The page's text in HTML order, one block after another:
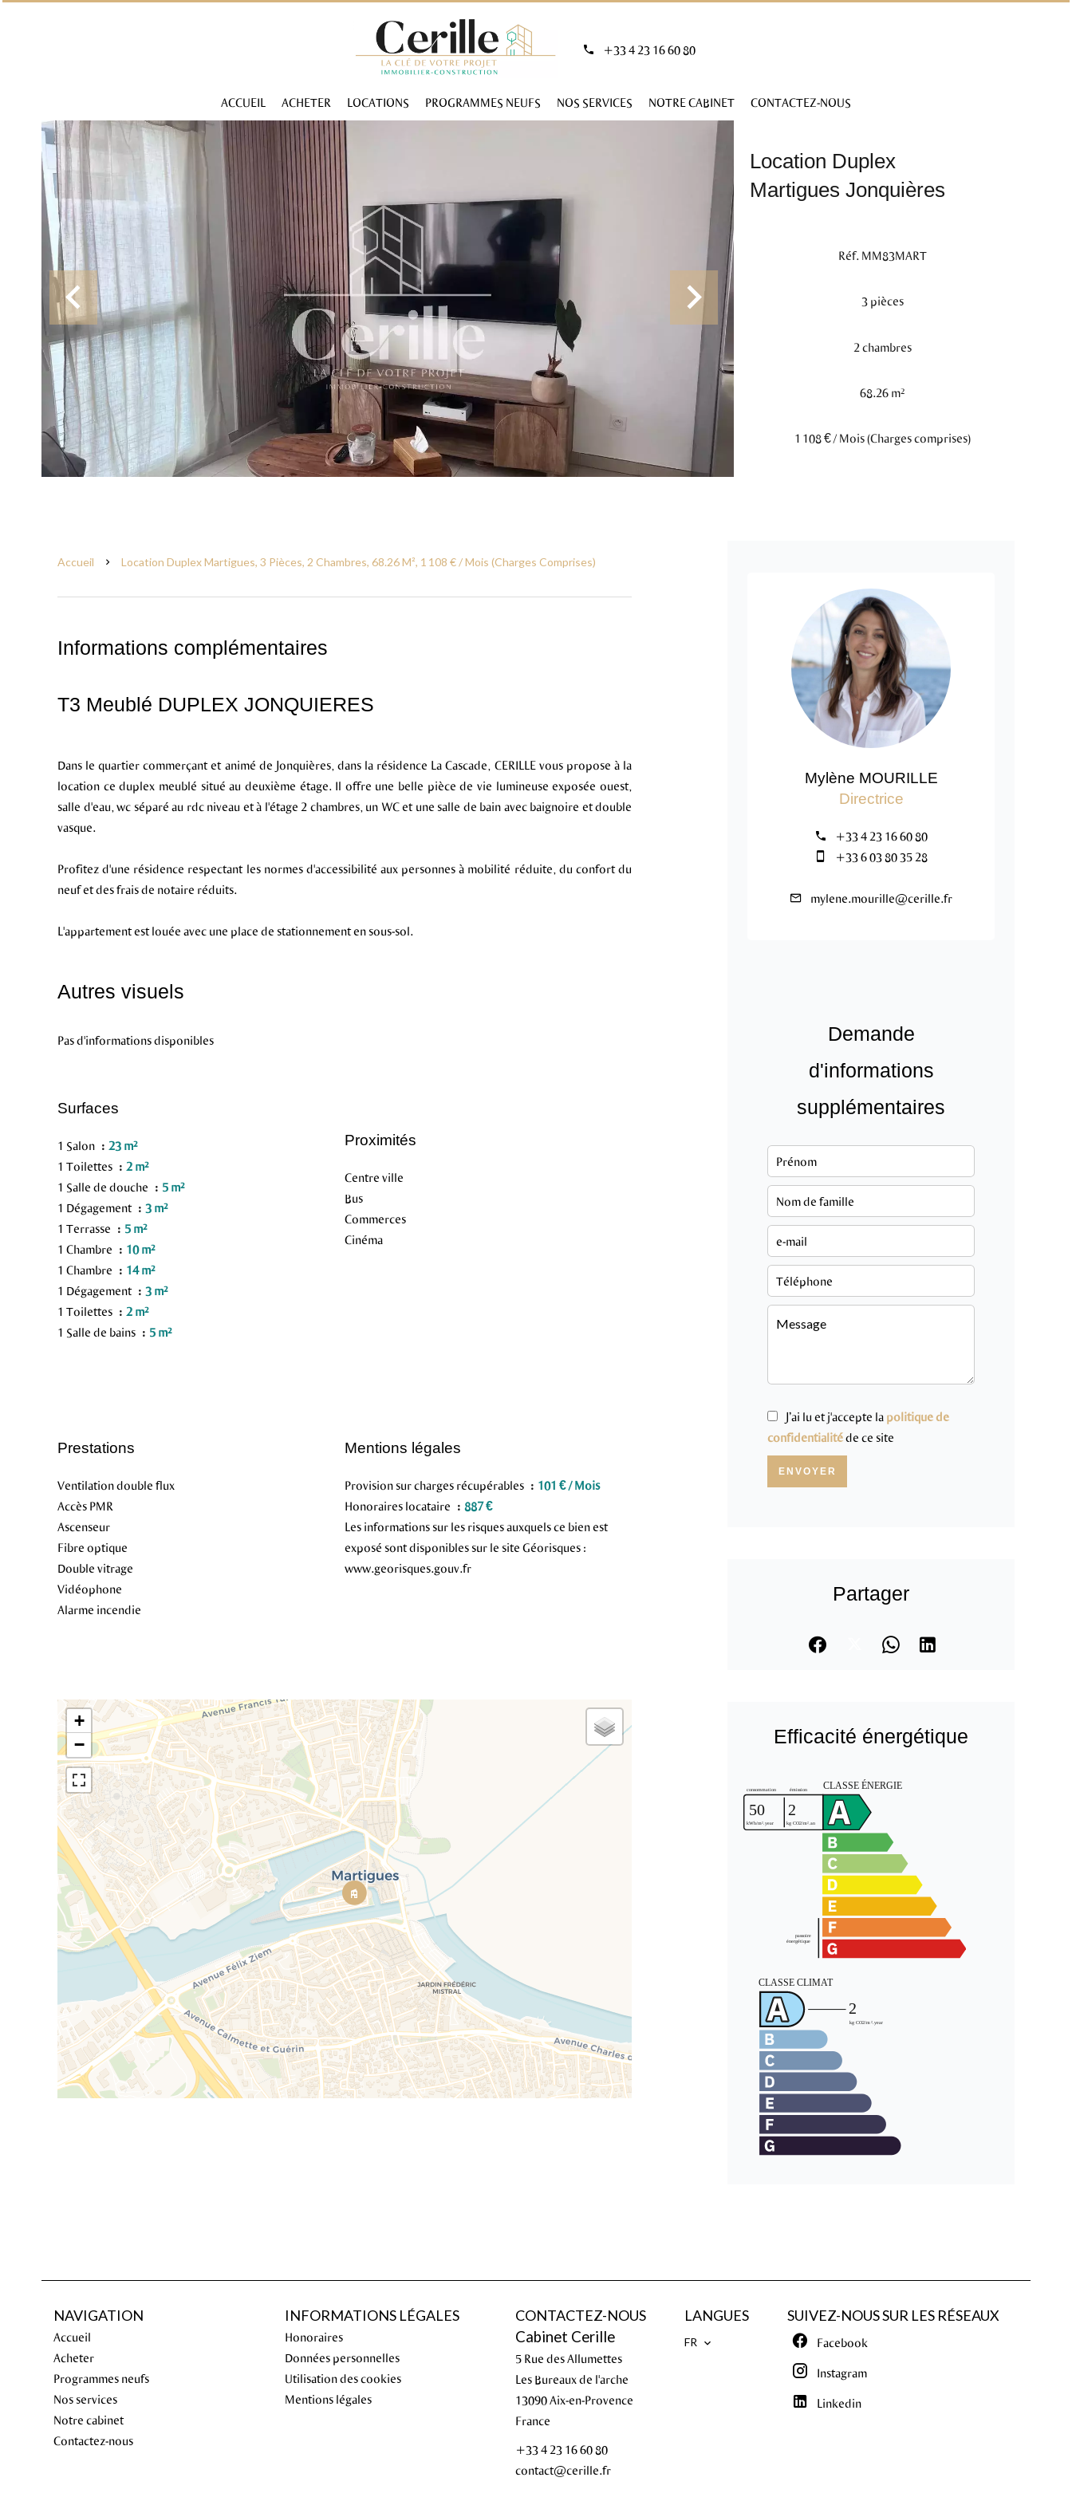
+33 4 23 16 60 80
ACCUEIL ACHETER LOCATIONS PROGRAMMES NEUFS NOS SERVICES NOTRE CABINET CONTACTEZ-NOUS
Location Duplex
Martigues Jonquières
Réf. MM83MART
3 pièces
2 chambres
68.26 m²
1 108 € / Mois (Charges comprises)
Accueil Location Duplex Martigues, 3 Pièces, 2 Chambres, 68.26 M², 1 108 € / Mois (Charges Comprises)
Informations complémentaires
T3 Meublé DUPLEX JONQUIERES
Dans le quartier commerçant et animé de Jonquières, dans la résidence La Cascade, CERILLE vous propose à la
location ce duplex meublé situé au deuxième étage. Il offre une belle pièce de vie lumineuse exposée ouest,
salle d'eau, wc séparé au rdc niveau et à l'étage 2 chambres, un WC et une salle de bain avec baignoire et double
vasque.
Profitez d'une résidence respectant les normes d'accessibilité aux personnes à mobilité réduite, du confort du
neuf et des frais de notaire réduits.
L'appartement est louée avec une place de stationnement en sous-sol.
Autres visuels
Pas d'informations disponibles
Surfaces
1 Salon
23 m²
1 Toilettes
2 m²
1 Salle de douche
5 m²
1 Dégagement
3 m²
1 Terrasse
5 m²
1 Chambre
10 m²
1 Chambre
14 m²
1 Dégagement
3 m²
1 Toilettes
2 m²
1 Salle de bains
5 m²
Proximités
Centre ville
Bus
Commerces
Cinéma
Prestations
Ventilation double flux
Accès PMR
Ascenseur
Fibre optique
Double vitrage
Vidéophone
Alarme incendie
Mentions légales
Provision sur charges récupérables
101 € / Mois
Honoraires locataire
887 €
Les informations sur les risques auxquels ce bien est
exposé sont disponibles sur le site Géorisques :
www.georisques.gouv.fr
+
−
Mylène MOURILLE
Directrice
+33 4 23 16 60 80
+33 6 03 80 35 28
mylene.mourille@cerille.fr
Demande
d'informations
supplémentaires
J’ai lu et j'accepte la politique de
confidentialitéde ce site
ENVOYER
Partager
Efficacité énergétique
NAVIGATION
Accueil
Acheter
Programmes neufs
Nos services
Notre cabinet
Contactez-nous
INFORMATIONS LÉGALES
Honoraires
Données personnelles
Utilisation des cookies
Mentions légales
CONTACTEZ-NOUS
Cabinet Cerille
5 Rue des Allumettes
Les Bureaux de l'arche
13090Aix-en-Provence
France
+33 4 23 16 60 80
contact@cerille.fr
LANGUES
FR
SUIVEZ-NOUS SUR LES RÉSEAUX
Facebook
Instagram
Linkedin